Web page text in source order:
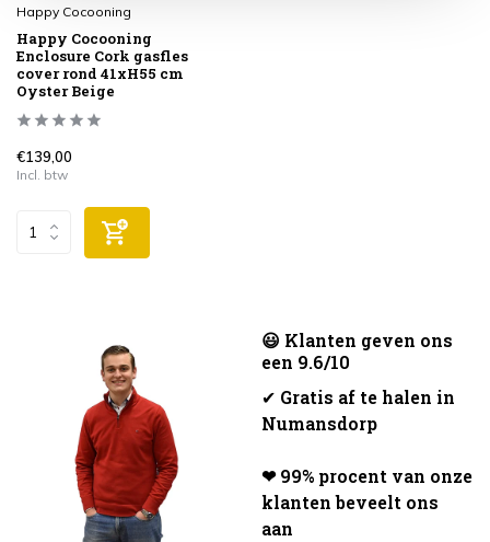
Happy Cocooning
Happy Cocooning
Enclosure Cork gasfles
cover rond 41xH55 cm
Oyster Beige
€139,00
Incl. btw
😃 Klanten geven ons
een 9.6/10
✔ Gratis af te halen in
Numansdorp
❤ 99% procent van onze
klanten beveelt ons
aan